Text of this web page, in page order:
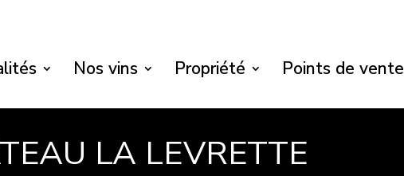
Nos vins Propriété Points de vente
LA LEVRETTE